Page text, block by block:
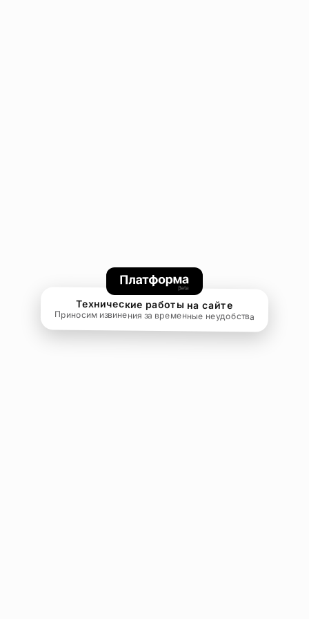
Технические работы на сайте
Приносим извинения за временные неудобства